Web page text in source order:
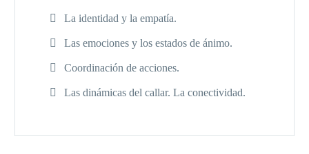
La identidad y la empatía.
Las emociones y los estados de ánimo.
Coordinación de acciones.
Las dinámicas del callar. La conectividad.